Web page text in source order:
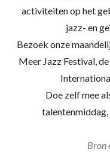
activiteiten op het
jazz- en
Bezoek onze
Meer Jazz Festival,
Doe zelf mee
talentenmiddag,
Bron